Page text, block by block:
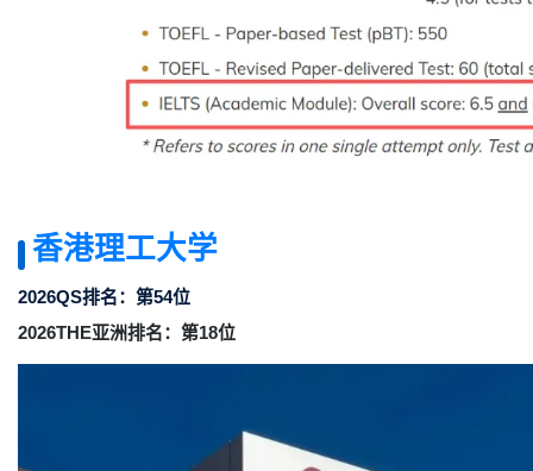
香港理工大学
2026QS排名：第54位
2026THE亚洲排名：第18位